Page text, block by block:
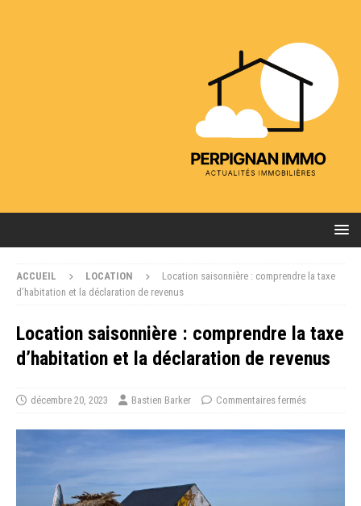
ACCUEIL LOCATION
Location saisonnière : comprendre la taxe
d’habitation et la déclaration de revenus
Location saisonnière : comprendre la taxe
d’habitation et la déclaration de revenus
décembre 20, 2023 Bastien Barker Commentaires fermés